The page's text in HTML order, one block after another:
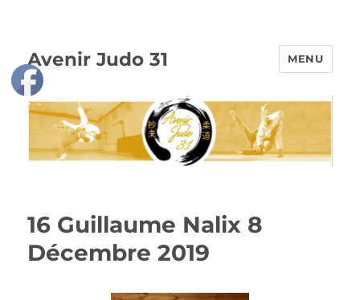
Avenir Judo 31 MENU
16 Guillaume Nalix 8
Décembre 2019